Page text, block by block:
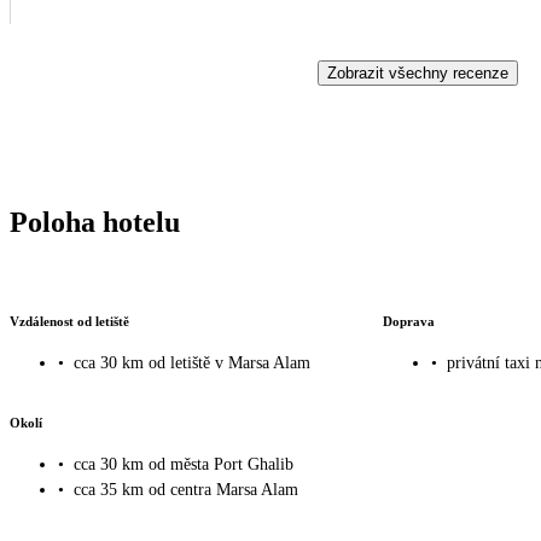
Zobrazit všechny recenze
Poloha hotelu
Vzdálenost od letiště
• cca 30 km od letiště v Marsa Alam
Doprava
• privátní taxi
Okolí
• cca 30 km od města Port Ghalib
• cca 35 km od centra Marsa Alam